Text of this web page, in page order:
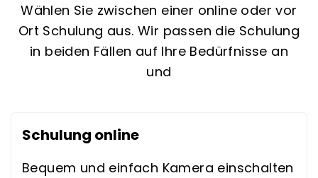
Wählen Sie zwischen einer online oder vor
Ort Schulung aus. Wir passen die Schulung
in beiden Fällen auf Ihre Bedürfnisse an
und
Schulung online
Bequem und einfach Kamera einschalten